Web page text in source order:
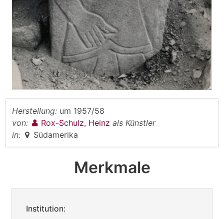
Herstellung: um 1957/58
von:
Rox-Schulz, Heinz als Künstler
in:
Südamerika
Merkmale
Institution: